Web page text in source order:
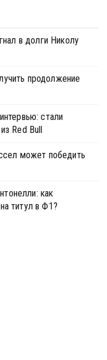
в долги Николу
продолжение
стали
Red Bull
может победить
как
титул в Ф1?